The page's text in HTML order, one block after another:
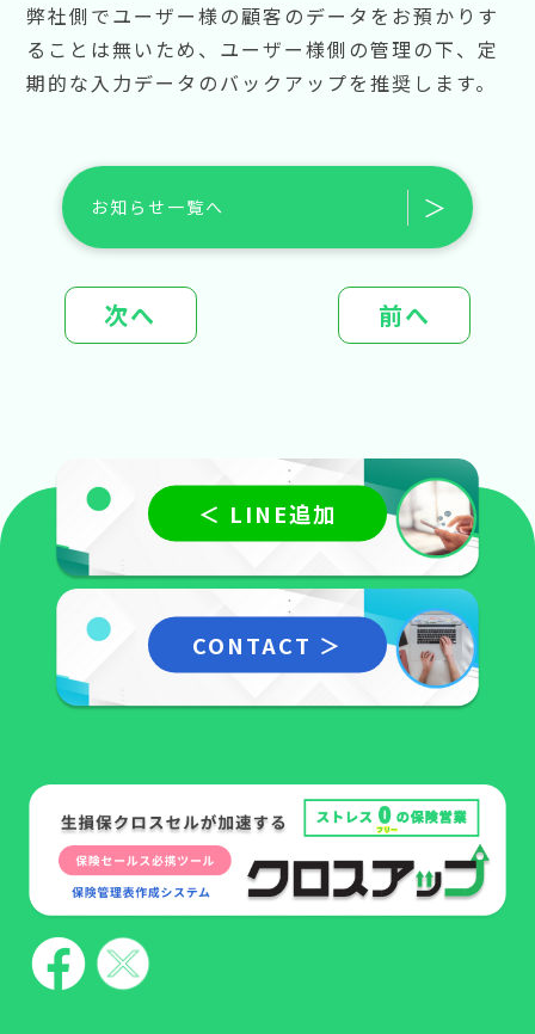
弊社側でユーザー様の顧客のデータをお預かりす
ることは無いため、ユーザー様側の管理の下、定
期的な入力データのバックアップを推奨します。
お知らせ一覧へ ＞
前へ
次へ
＜ LINE追加
CONTACT ＞